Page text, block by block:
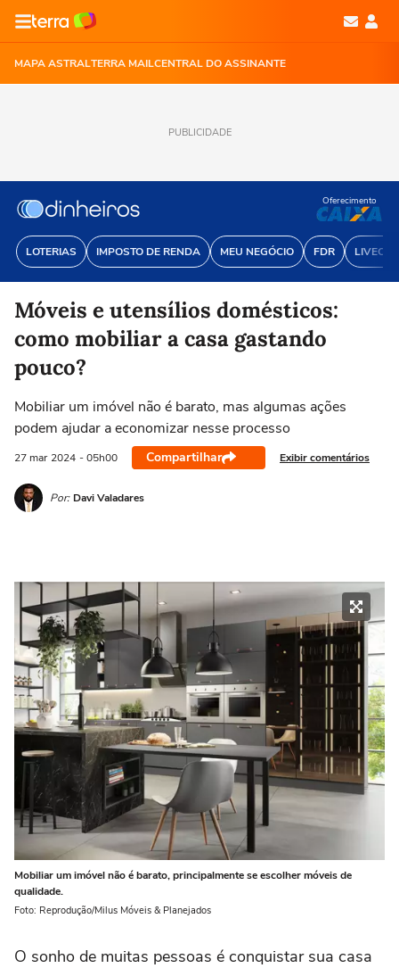
MAPA ASTRALTERRA MAILCENTRAL DO ASSINANTE
PUBLICIDADE
LOTERIAS IMPOSTO DE RENDA MEU NEGÓCIO FDR
Oferecimento
Móveis e utensílios domésticos:
como mobiliar a casa gastando
pouco?
Mobiliar um imóvel não é barato, mas algumas ações
podem ajudar a economizar nesse processo
27 mar 2024 - 05h00 Compartilhar Exibir comentários
Por: Davi Valadares
Mobiliar um imóvel não é barato, principalmente se escolher móveis de
qualidade.
Foto: Reprodução/Milus Móveis & Planejados
O sonho de muitas pessoas é conquistar sua casa